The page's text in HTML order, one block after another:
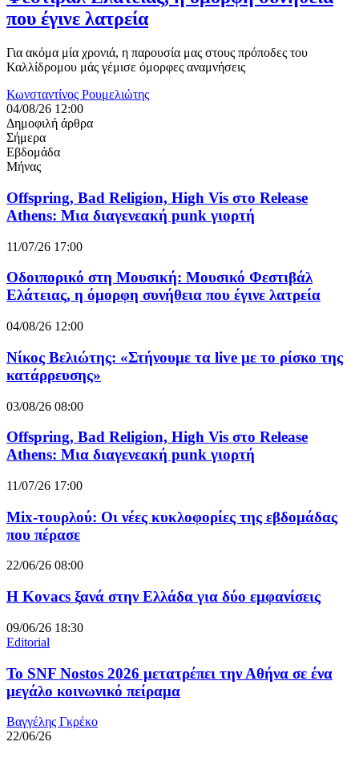
που έγινε λατρεία
Για ακόμα μία χρονιά, η παρουσία μας στους πρόποδες του
Καλλίδρομου μάς γέμισε όμορφες αναμνήσεις
Κωνσταντίνος Ρουμελιώτης
04/08/26 12:00
Δημοφιλή άρθρα
Σήμερα
Εβδομάδα
Μήνας
Offspring, Bad Religion, High Vis στο Release
Athens: Μια διαγενεακή punk γιορτή
11/07/26 17:00
Οδοιπορικό στη Μουσική: Μουσικό Φεστιβάλ
Ελάτειας, η όμορφη συνήθεια που έγινε λατρεία
04/08/26 12:00
Νίκος Βελιώτης: «Στήνουμε τα live με το ρίσκο της
κατάρρευσης»
03/08/26 08:00
Offspring, Bad Religion, High Vis στο Release
Athens: Μια διαγενεακή punk γιορτή
11/07/26 17:00
Mix-τουρλού: Οι νέες κυκλοφορίες της εβδομάδας
που πέρασε
22/06/26 08:00
Η Kovacs ξανά στην Ελλάδα για δύο εμφανίσεις
09/06/26 18:30
Editorial
Το SNF Nostos 2026 μετατρέπει την Αθήνα σε ένα
μεγάλο κοινωνικό πείραμα
Βαγγέλης Γκρέκο
22/06/26